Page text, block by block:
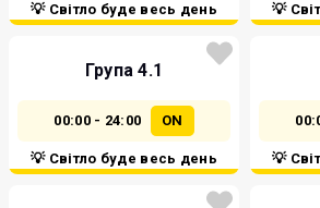
💡 Світло буде весь день 💡
Група 4.1
00:00 - 24:00 ON
💡 Світло буде весь день 💡